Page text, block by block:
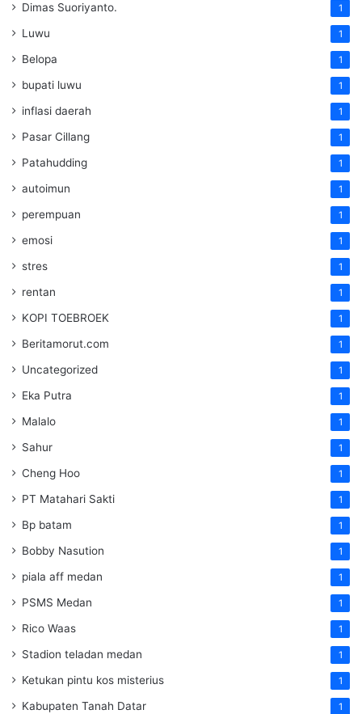
Dimas Suoriyanto. 1
Luwu 1
Belopa 1
bupati luwu 1
inflasi daerah 1
Pasar Cillang 1
Patahudding 1
autoimun 1
perempuan 1
emosi 1
stres 1
rentan 1
KOPI TOEBROEK 1
Beritamorut.com 1
Uncategorized 1
Eka Putra 1
Malalo 1
Sahur 1
Cheng Hoo 1
PT Matahari Sakti 1
Bp batam 1
Bobby Nasution 1
piala aff medan 1
PSMS Medan 1
Rico Waas 1
Stadion teladan medan 1
Ketukan pintu kos misterius 1
Kabupaten Tanah Datar 1